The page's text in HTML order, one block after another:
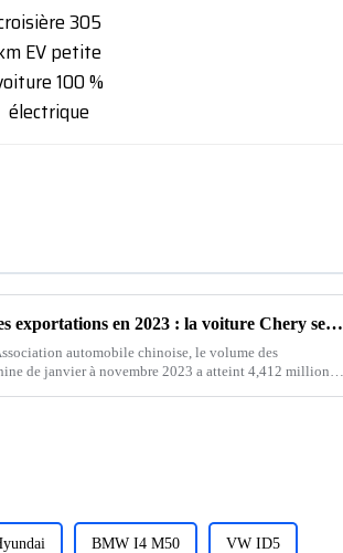
Classement indépendant des exportations en 2023 : la voiture Chery se classe deuxième, la voiture Great Wall entre dans le top trois, qui se classe premier ?
automobile chinoise, le volume des
de janvier à novembre 2023 a atteint 4,412 millions
BMW I4 M50 VW ID5